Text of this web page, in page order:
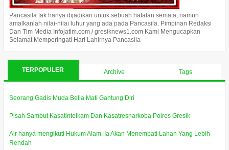
Pancasila tak hanya dijadikan untuk sebuah hafalan semata, namun
amalkanlah nilai-nilai luhur yang ada pada Pancasila. Pimpinan Redaksi
Dan Tim Media Infojatim.com / gresiknews1.com Kami Mengucapkan
Selamat Memperingati Hari Lahirnya Pancasila
TERPOPULER Archive Tags
Seorang Gadis Muda Belia Mati Gantung Diri
Pisah Sambut Kasatintelkam Dan Kasatresnarkoba Polres Gresik
Air hanya mengikuti Hukum Alam, Ia Akan Menempati Lahan Yang Lebih
Rendah